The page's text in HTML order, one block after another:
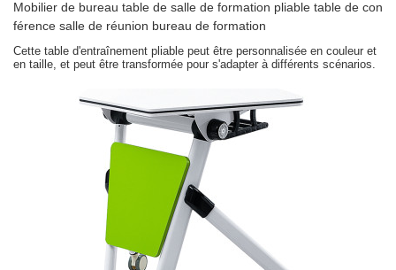
Mobilier de bureau table de salle de formation pliable table de con
férence salle de réunion bureau de formation
Cette table d'entraînement pliable peut être personnalisée en couleur et
en taille, et peut être transformée pour s'adapter à différents scénarios.